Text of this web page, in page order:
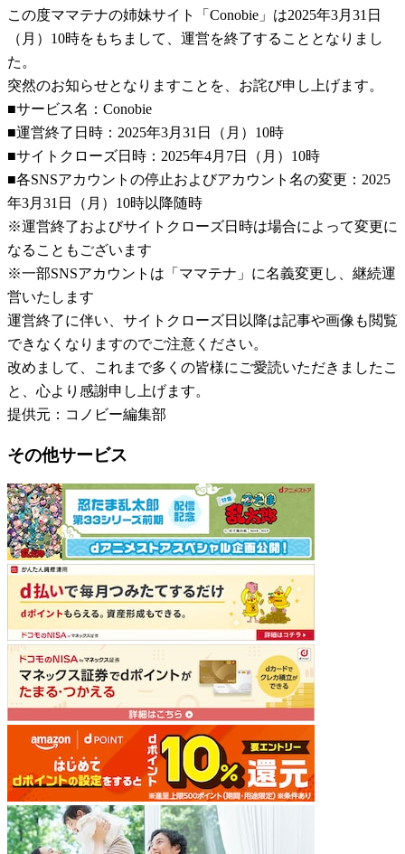
この度ママテナの姉妹サイト「Conobie」は2025年3月31日
（月）10時をもちまして、運営を終了することとなりまし
た。
突然のお知らせとなりますことを、お詫び申し上げます。
■サービス名：Conobie
■運営終了日時：2025年3月31日（月）10時
■サイトクローズ日時：2025年4月7日（月）10時
■各SNSアカウントの停止およびアカウント名の変更：2025
年3月31日（月）10時以降随時
※運営終了およびサイトクローズ日時は場合によって変更に
なることもございます
※一部SNSアカウントは「ママテナ」に名義変更し、継続運
営いたします
運営終了に伴い、サイトクローズ日以降は記事や画像も閲覧
できなくなりますのでご注意ください。
改めまして、これまで多くの皆様にご愛読いただきましたこ
と、心より感謝申し上げます。
提供元：コノビー編集部
その他サービス